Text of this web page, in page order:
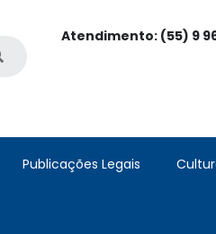
Atendimento: (55) 9
Publicações Legais